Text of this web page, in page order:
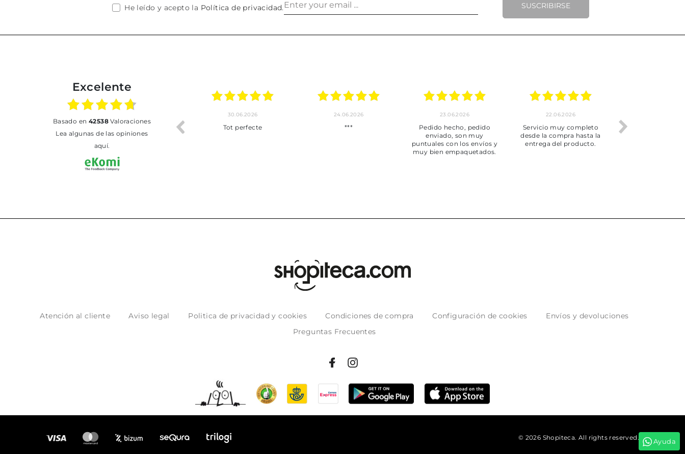
SUSCRIBIRSE
He leído y acepto la Política de privacidad.
Excelente
basado en 42538Valoraciones
Lea algunas de las opiniones
aquí.
30.06.2026
Tot perfecte
24.06.2026
***
23.06.2026
Pedido hecho, pedido
enviado, son muy
puntuales con los envíos y
muy bien empaquetados.
22.06.2026
Servicio muy completo
desde la compra hasta la
entrega del producto.
Atención al cliente Aviso legal Politica de privacidad y cookies Condiciones de compra Configuración de cookies
Envíos y devoluciones
Preguntas Frecuentes
© 2026 Shopiteca. All rights reserved. Ayuda